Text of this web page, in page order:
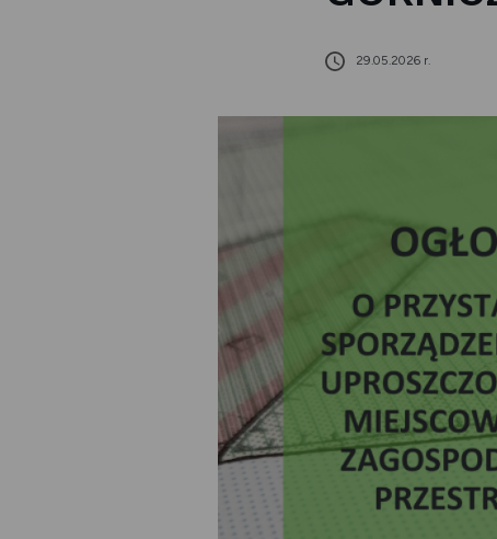
29.05.2026 r.